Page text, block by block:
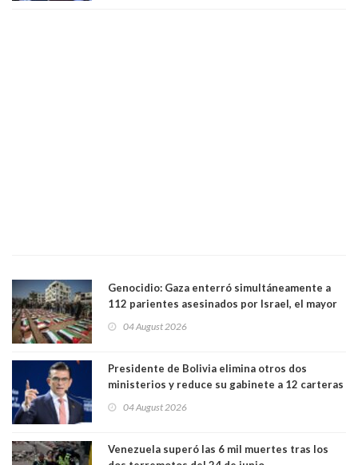
Genocidio: Gaza enterró simultáneamente a
112 parientes asesinados por Israel, el mayor
muertos figuran 44 niños y nueve ancianos
04 August 2026
Presidente de Bolivia elimina otros dos
ministerios y reduce su gabinete a 12 carteras
04 August 2026
Venezuela superó las 6 mil muertes tras los